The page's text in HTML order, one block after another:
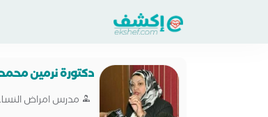
دكتورة نرمين
مدرس امراض